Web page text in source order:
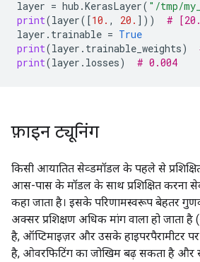
layer = hub .KerasLayer( "/tmp/
print(layer([10. , 20. ]))
#
layer . trainable = True
print(layer . trainable_weights)
print(layer . losses) # 0.004
फ़ाइन ट्यूनिंग
किसी आयातित सेव्डमॉडल के पहले से
आस-पास के मॉडल के साथ प्रशिक्षित करना
कहा जाता है। इसके परिणामस्वरूप बेहतर
अक्सर प्रशिक्षण अधिक मांग वाला हो
है, ऑप्टिमाइज़र और उसके हाइपरपैरामीटर
है, ओवरफिटिंग का जोखिम बढ़ सकता है और